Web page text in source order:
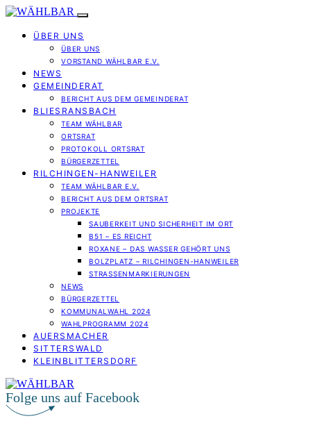
ÜBER UNS
ÜBER UNS
VORSTAND WÄHLBAR E.V.
NEWS
GEMEINDERAT
BERICHT AUS DEM GEMEINDERAT
BLIESRANSBACH
TEAM WÄHLBAR
ORTSRAT
PROTOKOLL ORTSRAT
BÜRGERZETTEL
RILCHINGEN-HANWEILER
TEAM WÄHLBAR E.V.
BERICHT AUS DEM ORTSRAT
PROJEKTE
SAUBERKEIT UND SICHERHEIT IM ORT
B51 – ES REICHT
ROXANE – DAS WASSER GEHÖRT UNS
BOLZPLATZ – RILCHINGEN-HANWEILER
STRASSENMARKIERUNGEN
NEWS
BÜRGERZETTEL
KOMMUNALWAHL 2024
WAHLPROGRAMM 2024
AUERSMACHER
SITTERSWALD
KLEINBLITTERSDORF
Folge uns auf Facebook